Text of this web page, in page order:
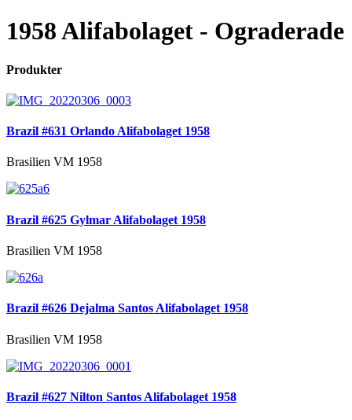
1958 Alifabolaget - Ograderade
Produkter
Brazil #631 Orlando Alifabolaget 1958
Brasilien VM 1958
Brazil #625 Gylmar Alifabolaget 1958
Brasilien VM 1958
Brazil #626 Dejalma Santos Alifabolaget 1958
Brasilien VM 1958
Brazil #627 Nilton Santos Alifabolaget 1958